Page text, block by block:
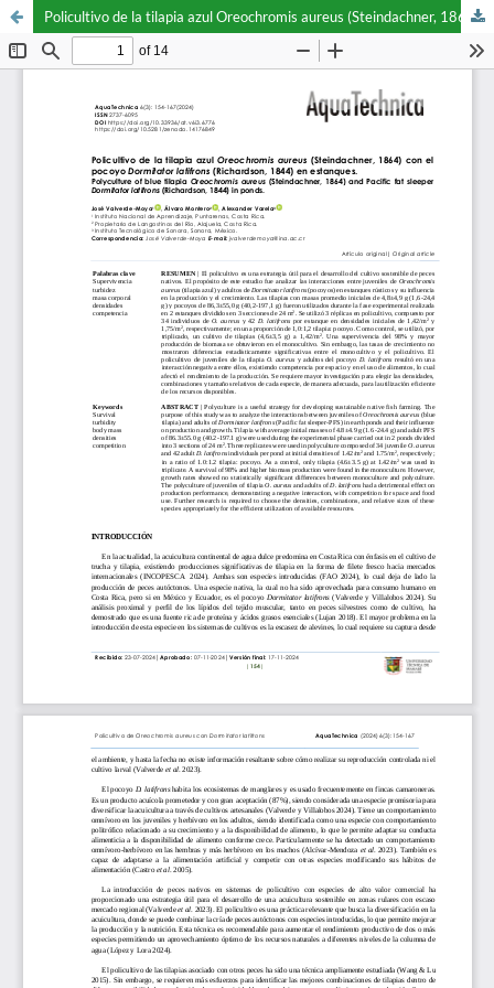
Policultivo de la tilapia azul Oreochromis aureus (Steindachner, 1864) con el pocoyo Dormitator latifrons (Richardson, 1844) en estanques.